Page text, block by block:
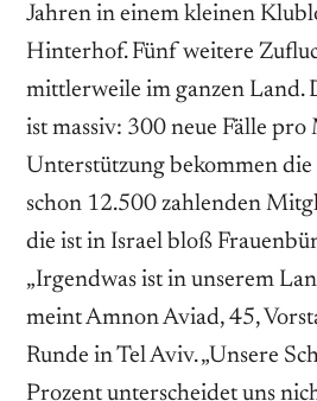
Jahren in einem kleinen
Hinterhof. Fünf weitere
mittlerweile im ganzen Land.
ist massiv: 300 neue Fälle pro
Unterstützung bekommen die
schon 12.500 zahlenden
die ist in Israel bloß
„Irgendwas ist in unserem
meint Amnon Aviad, 45,
Runde in Tel Aviv. „Unsere
Prozent unterscheidet uns